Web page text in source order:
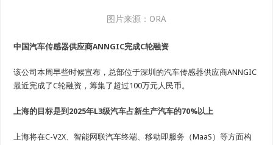
图片来源：ORA
中国汽车传感器供应商ANNGIC完成C轮融资
该公司本周早些时候宣布，总部位于深圳的汽车传感器供应商ANNGIC
最近完成了C轮融资，筹集了超过100万元人民币。
上海的目标是到2025年L3级汽车占新生产汽车的70%以上
上海将在C-V2X、智能网联汽车终端、移动即服务（MaaS）等方面构